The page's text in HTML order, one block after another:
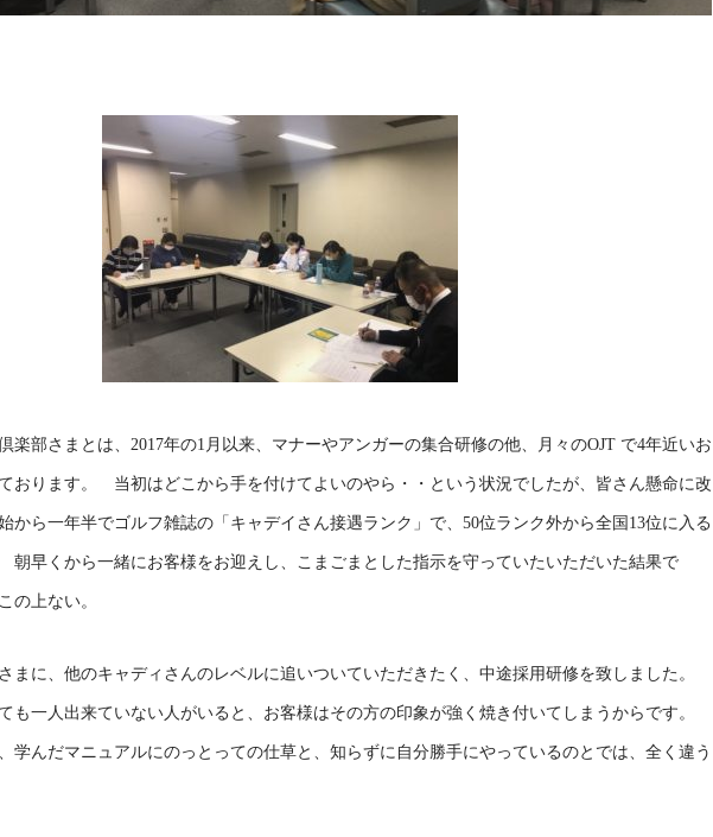
楽部さまとは、2017年の1月以来、マナーやアンガーの集合研修の他、月々のOJT で4年近いお
おります。 当初はどこから手を付けてよいのやら・・という状況でしたが、皆さん懸命に改
から一年半でゴルフ雑誌の「キャデイさん接遇ランク」で、50位ランク外から全国13位に入る
早くから一緒にお客様をお迎えし、こまごまとした指示を守っていたいただいた結果で
の上ない。
まに、他のキャディさんのレベルに追いついていただきたく、中途採用研修を致しました。
も一人出来ていない人がいると、お客様はその方の印象が強く焼き付いてしまうからです。
学んだマニュアルにのっとっての仕草と、知らずに自分勝手にやっているのとでは、全く違う